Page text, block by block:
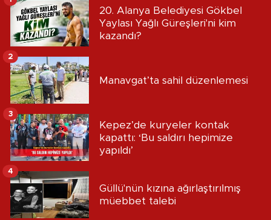
20. Alanya Belediyesi Gökbel
Yaylası Yağlı Güreşleri'ni kim
kazandı?
Manavgat’ta sahil düzenlemesi
2
Kepez’de kuryeler kontak
kapattı: ‘Bu saldırı hepimize
yapıldı’
3
Güllü'nün kızına ağırlaştırılmış
müebbet talebi
4